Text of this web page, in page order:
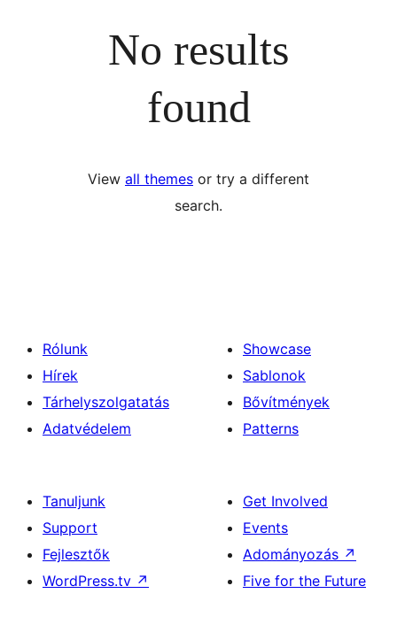
No results
found
View all themes or try a different
search.
Rólunk
Hírek
Tárhelyszolgatatás
Adatvédelem
Showcase
Sablonok
Bővítmények
Patterns
Tanuljunk
Support
Fejlesztők
WordPress.tv ↗
Get Involved
Events
Adományozás ↗
Five for the Future